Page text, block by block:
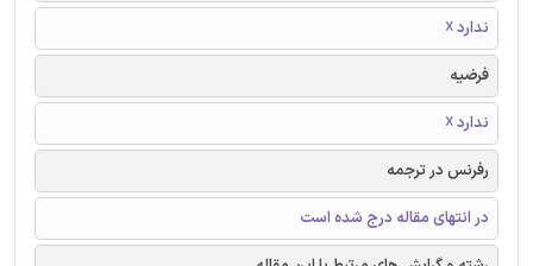
ندارد ☓
فرضیه
ندارد ☓
رفرنس در ترجمه
در انتهای مقاله درج شده است